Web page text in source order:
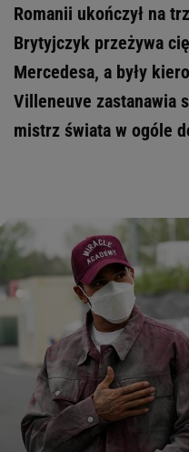
Romanii ukończył na
Brytyjczyk przeżywa
Mercedesa, a były
Villeneuve zastanawia
mistrz świata w ogóle